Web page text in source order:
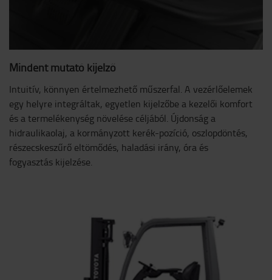
Mindent mutató kijelző
Intuitív, könnyen értelmezhető műszerfal. A vezérlőelemek
egy helyre integráltak, egyetlen kijelzőbe a kezelői komfort
és a termelékenység növelése céljából. Újdonság a
hidraulikaolaj, a kormányzott kerék-pozíció, oszlopdöntés,
részecskeszűrő eltömődés, haladási irány, óra és
fogyasztás kijelzése.